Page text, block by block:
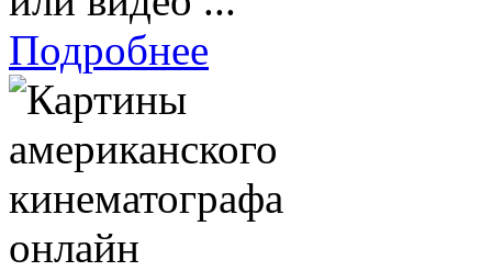
Подробнее